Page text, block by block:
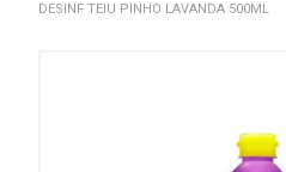
DESINF TEIU PINHO LAVANDA 500ML